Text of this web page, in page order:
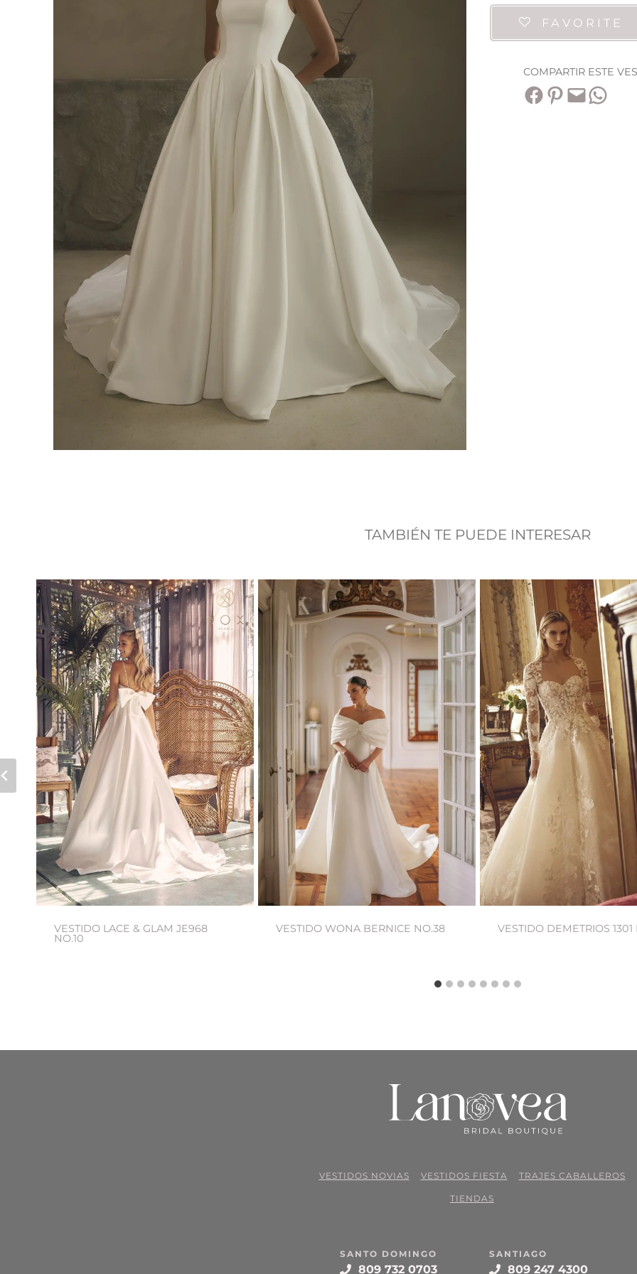
FAVORITE
COMPARTIR ESTE
Compartir en Facebook Compartir en Pinterest Envía esta página por correo electrónico Compartir en WhatsApp
TAMBIÉN TE PUEDE INTERESAR
VESTIDO LACE & GLAM JE968
NO.10
VESTIDO WONA BERNICE NO.38 VESTIDO DEMETRIOS 1301
VESTIDOS NOVIAS VESTIDOS FIESTA TRAJES CABALLEROS
TIENDAS
SANTO DOMINGO
809 732 0703
SANTIAGO
809 247 4300